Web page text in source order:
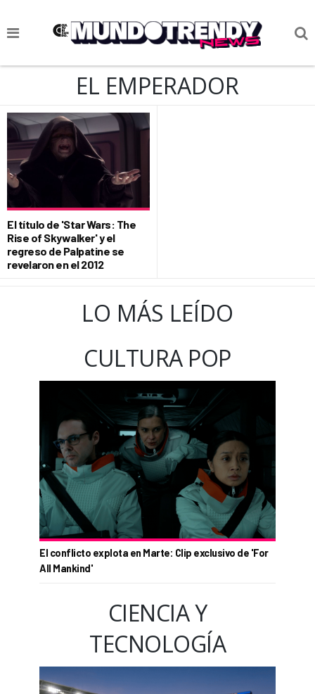
NOTICIAS
CIENCIA Y TECNOLOGÍA
VIDA
SOCIEDAD
CULTURIZANDO.COM
EL EMPERADOR
El título de 'Star Wars: The
Rise of Skywalker' y el
regreso de Palpatine se
revelaron en el 2012
LO MÁS LEÍDO
CULTURA POP
El conflicto explota en Marte: Clip exclusivo de 'For
All Mankind'
CIENCIA Y
TECNOLOGÍA